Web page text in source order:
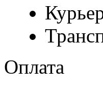
Оплата